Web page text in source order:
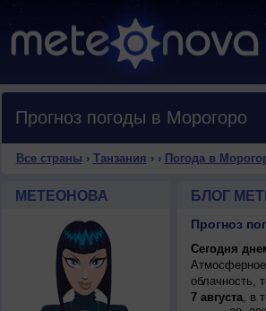
Прогноз погоды в Морогоро
Все страны › Танзания › › Погода в
МЕТЕОНОВА БЛОГ
Прогноз
Сегодня
облачность,
7 августа, в